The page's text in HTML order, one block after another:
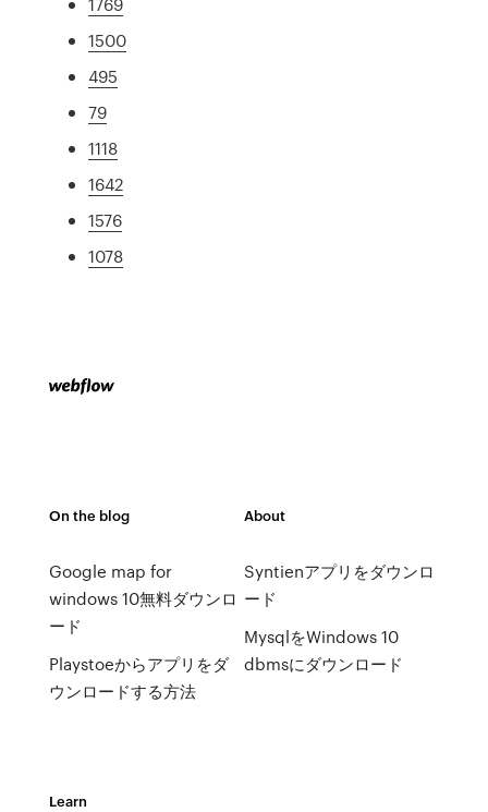
1500
495
79
1118
1642
1576
1078
On the blog
Google map for
windows 10無料ダウンロ
ード
Playstoeからアプリをダ
ウンロードする方法
About
Syntienアプリをダウンロ
ード
MysqlをWindows 10
dbmsにダウンロード
Learn